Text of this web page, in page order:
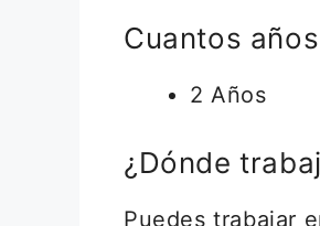
Cuantos
2 Años
¿Dónde
Puedes trabajar